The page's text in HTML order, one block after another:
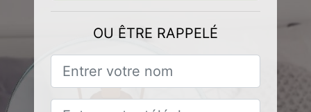
OU ÊTRE RAPPELÉ